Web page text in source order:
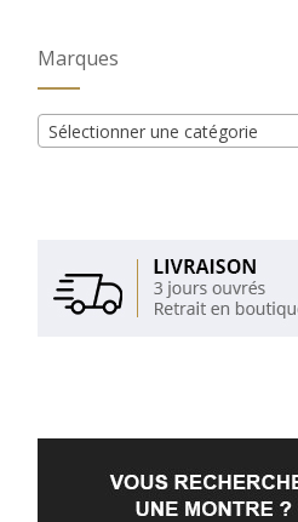
Marques
Sélectionner une catégorie